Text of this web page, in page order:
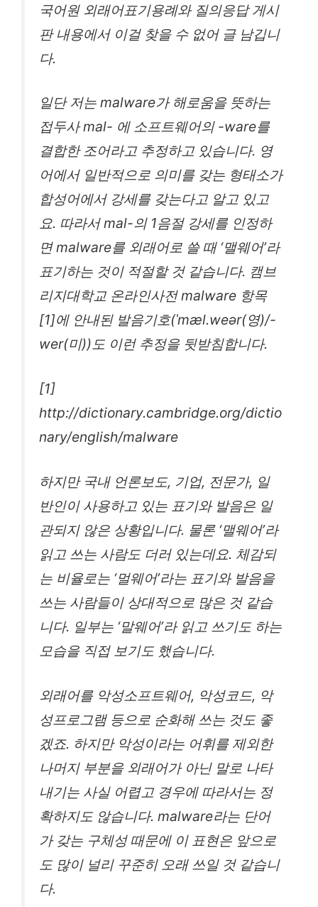
국어원 외래어표기용례와 질의응답 게시
판 내용에서 이걸 찾을 수 없어 글 남깁니
다.
일단 저는 malware가 해로움을 뜻하는
접두사 mal- 에 소프트웨어의 -ware를
결합한 조어라고 추정하고 있습니다. 영
어에서 일반적으로 의미를 갖는 형태소가
합성어에서 강세를 갖는다고 알고 있고
요. 따라서 mal-의 1음절 강세를 인정하
면 malware를 외래어로 쓸 때 ‘맬웨어’라
표기하는 것이 적절할 것 같습니다. 캠브
리지대학교 온라인사전 malware 항목
[1]에 안내된 발음기호(ˈmæl.weər(영)/-
wer(미))도 이런 추정을 뒷받침합니다.
[1]
http://dictionary.cambridge.org/dictio
nary/english/malware
하지만 국내 언론보도, 기업, 전문가, 일
반인이 사용하고 있는 표기와 발음은 일
관되지 않은 상황입니다. 물론 ‘맬웨어’라
읽고 쓰는 사람도 더러 있는데요. 체감되
는 비율로는 ‘멀웨어’라는 표기와 발음을
쓰는 사람들이 상대적으로 많은 것 같습
니다. 일부는 ‘말웨어’라 읽고 쓰기도 하는
모습을 직접 보기도 했습니다.
외래어를 악성소프트웨어, 악성코드, 악
성프로그램 등으로 순화해 쓰는 것도 좋
겠죠. 하지만 악성이라는 어휘를 제외한
나머지 부분을 외래어가 아닌 말로 나타
내기는 사실 어렵고 경우에 따라서는 정
확하지도 않습니다. malware라는 단어
가 갖는 구체성 때문에 이 표현은 앞으로
도 많이 널리 꾸준히 오래 쓰일 것 같습니
다.